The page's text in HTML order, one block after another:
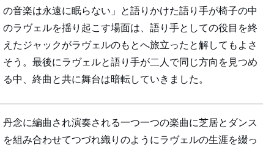
の音楽は永遠に眠らない」と語りかけた語り手が椅子の中
のラヴェルを揺り起こす場面は、語り手としての役目を終
えたジャックがラヴェルのもとへ旅立ったと解してもよさ
そう。最後にラヴェルと語り手が二人で同じ方向を見つめ
る中、終曲と共に舞台は暗転していきました。
丹念に編曲され演奏される一つ一つの楽曲に芝居とダンス
を組み合わせてつづれ織りのようにラヴェルの生涯を綴っ